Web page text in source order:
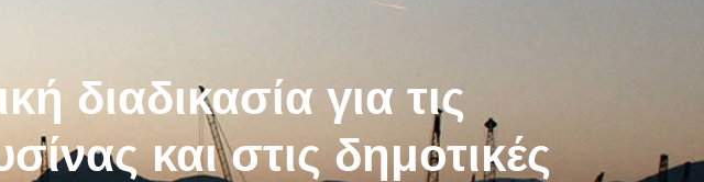
διαδικασία για τις
και στις δημοτικές